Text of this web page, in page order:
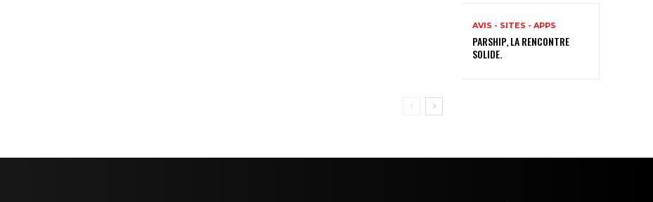
AVIS - SITES - APPS
PARSHIP, LA RENCONTRE
SOLIDE.